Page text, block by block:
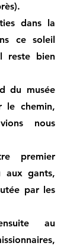
dans la
ce soleil
reste bien
du musée
chemin,
nous
premier
aux gants,
par les
au